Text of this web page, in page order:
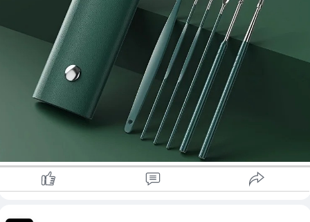
Mini Size ဖြစ်၍ ခရီးသွားအိတ်ထဲထည့်ရလွယ်
Human Body Design အတိုင်း ထိတွေ့ဖူးမြှုပ်မှုကောင်းမွန်
ကိုယ်တိုင်သုံးဖို့ပဲဖြစ်ဖြစ်၊ လက်ဆောင်ပေးဖို့ပဲဖြစ်ဖြစ် အထူး
င့်တော်ပါတယ်။
လက်သည်းညှပ်ခြင်း၊ အရေပြားဖယ်ရှားခြင်း၊ နားသန့်စင်ခြင်း
ထိ တစ်ခုတည်းနဲ့ ပြီးမြောက်စေတဲ့ All-in-One Set
ခရီးသွားသူများအတွက် အထူးသင့်လျော်
လှပပြီး Professional ဖြစ်တဲ့ Look
#kbzmarketplace ,#uabmarket , Page chat
မှ တစ်နိုင်ငံလုံးသို့ အိမ်အရောက်ငွေခြေ. Banking တို့ဖြင့်
ြိုက်နှစ်သက်ရာရွေးခြယ် ဝယ်ယူနိုင်ပါသည်။
န်း၀၉၈၉၄၂၇၃၉၁၁ . အမှတ် ၂၈. သိန္ဒီလမ်း. သီတာရပ်ကွက်. ကြည့်
ြင်တိုင်.ရန်ကုန်မြို. ဆိုင်တွင်လာရောက်လေ့လာဝယ်ယူလိုသူများ ဖုန်း